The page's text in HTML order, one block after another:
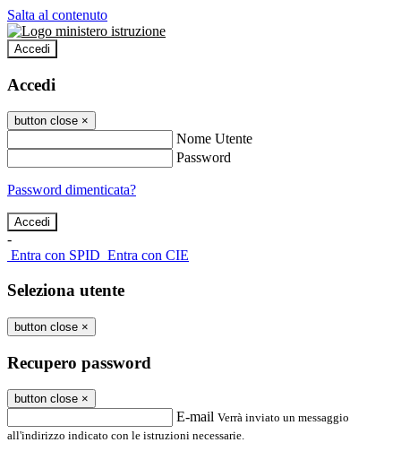
Salta al contenuto
Accedi
Accedi
button close ×
Nome Utente
Password
Password dimenticata?
-
Entra con SPID Entra con CIE
Seleziona utente
button close ×
Recupero password
button close ×
E-mail Verrà inviato un messaggio
all'indirizzo indicato con le istruzioni necessarie.